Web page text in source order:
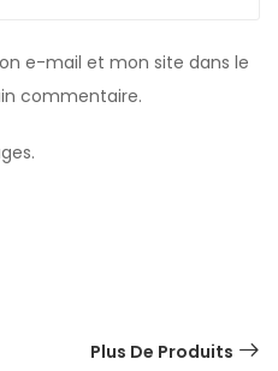
e-mail et mon site dans le
commentaire.
Plus De Produits